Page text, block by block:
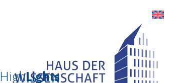
HighLights